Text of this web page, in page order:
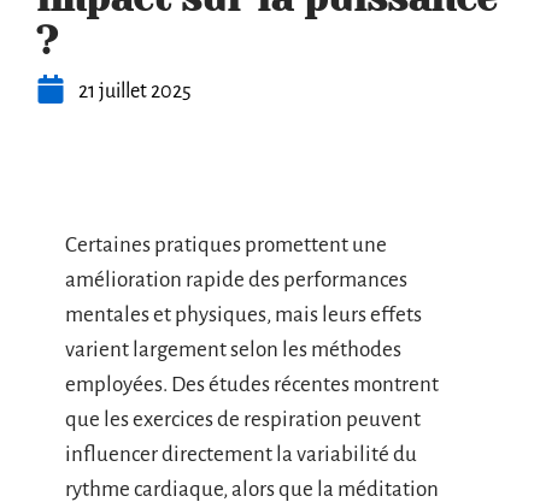
?
21 juillet 2025
Certaines pratiques promettent une
amélioration rapide des performances
mentales et physiques, mais leurs effets
varient largement selon les méthodes
employées. Des études récentes montrent
que les exercices de respiration peuvent
influencer directement la variabilité du
rythme cardiaque, alors que la méditation